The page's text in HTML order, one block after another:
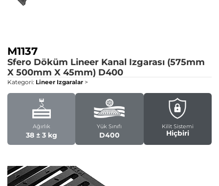
M1137
Sfero Döküm Lineer Kanal Izgarası (575mm
X 500mm X 45mm) D400
Kategori: Lineer Izgaralar >
Ağırlık
38 ± 3 kg
Yük Sınıfı
D400
Kilit Sistemi
Hiçbiri